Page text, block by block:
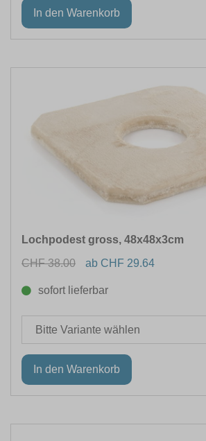
Lochpodest gross, 48x48x3cm
CHF 38.00
ab CHF 29.64
sofort lieferbar